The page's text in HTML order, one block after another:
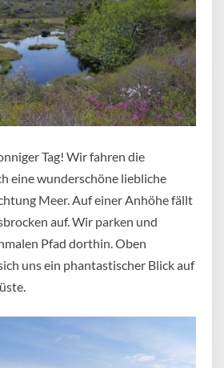
Tag! Wir fahren die
eine wunderschöne liebliche
Meer. Auf einer Anhöhe fällt
auf. Wir parken und
Pfad dorthin. Oben
uns ein phantastischer Blick auf